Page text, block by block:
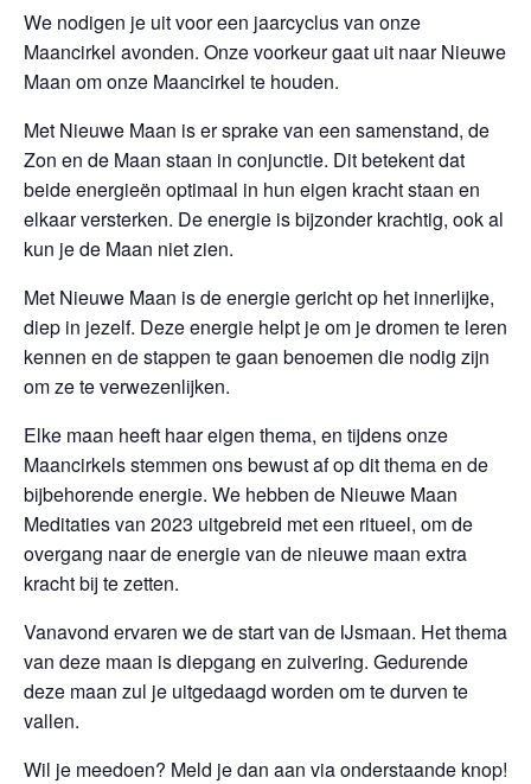
We nodigen je uit voor een jaarcyclus van onze
Maancirkel avonden. Onze voorkeur gaat uit naar Nieuwe
Maan om onze Maancirkel te houden.
Met Nieuwe Maan is er sprake van een samenstand, de
Zon en de Maan staan in conjunctie. Dit betekent dat
beide energieën optimaal in hun eigen kracht staan en
elkaar versterken. De energie is bijzonder krachtig, ook al
kun je de Maan niet zien.
Met Nieuwe Maan is de energie gericht op het innerlijke,
diep in jezelf. Deze energie helpt je om je dromen te leren
kennen en de stappen te gaan benoemen die nodig zijn
om ze te verwezenlijken.
Elke maan heeft haar eigen thema, en tijdens onze
Maancirkels stemmen ons bewust af op dit thema en de
bijbehorende energie. We hebben de Nieuwe Maan
Meditaties van 2023 uitgebreid met een ritueel, om de
overgang naar de energie van de nieuwe maan extra
kracht bij te zetten.
Vanavond ervaren we de start van de IJsmaan. Het thema
van deze maan is diepgang en zuivering. Gedurende
deze maan zul je uitgedaagd worden om te durven te
vallen.
Wil je meedoen? Meld je dan aan via onderstaande knop!